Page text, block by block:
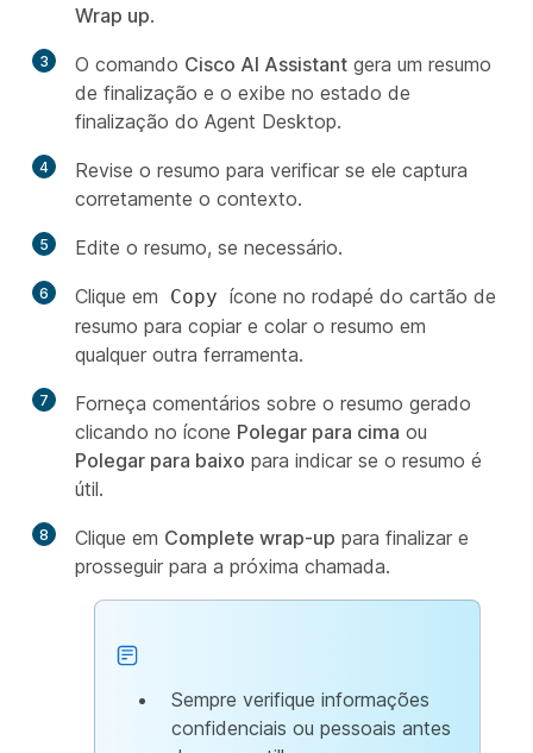
Wrap up.
3 O comando Cisco AI Assistant gera um resumo
de finalização e o exibe no estado de
finalização do Agent Desktop.
4
Revise o resumo para verificar se ele captura
corretamente o contexto.
5 Edite o resumo, se necessário.
6 Clique em Copy ícone no rodapé do cartão de
resumo para copiar e colar o resumo em
qualquer outra ferramenta.
7
Forneça comentários sobre o resumo gerado
clicando no ícone Polegar para cima ou
Polegar para baixo para indicar se o resumo é
útil.
8 Clique em Complete wrap-up para finalizar e
prosseguir para a próxima chamada.
Sempre verifique informações
confidenciais ou pessoais antes